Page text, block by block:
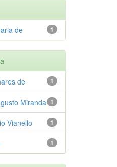
1
de
1
de
1
Miranda
1
Vianello
1